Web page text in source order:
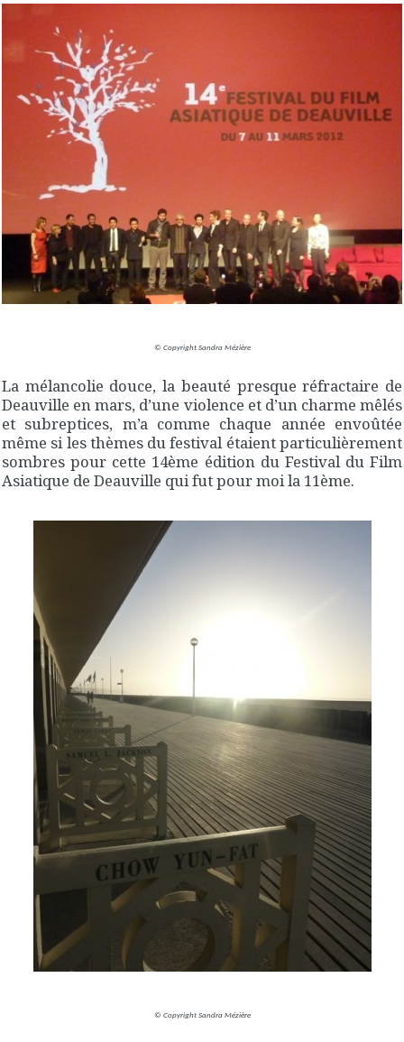
© Copyright Sandra Mézière
La mélancolie douce, la beauté presque réfractaire de
Deauville en mars, d’une violence et d’un charme mêlés
et subreptices, m’a comme chaque année envoûtée
même si les thèmes du festival étaient particulièrement
sombres pour cette 14ème édition du Festival du Film
Asiatique de Deauville qui fut pour moi la 11ème.
© Copyright Sandra Mézière